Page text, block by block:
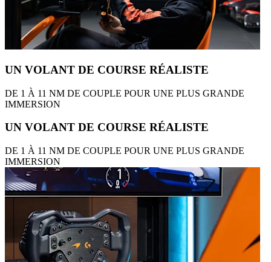
UN VOLANT DE COURSE RÉALISTE
DE 1 À 11 NM DE COUPLE POUR UNE PLUS GRANDE
IMMERSION
UN VOLANT DE COURSE RÉALISTE
DE 1 À 11 NM DE COUPLE POUR UNE PLUS GRANDE
IMMERSION